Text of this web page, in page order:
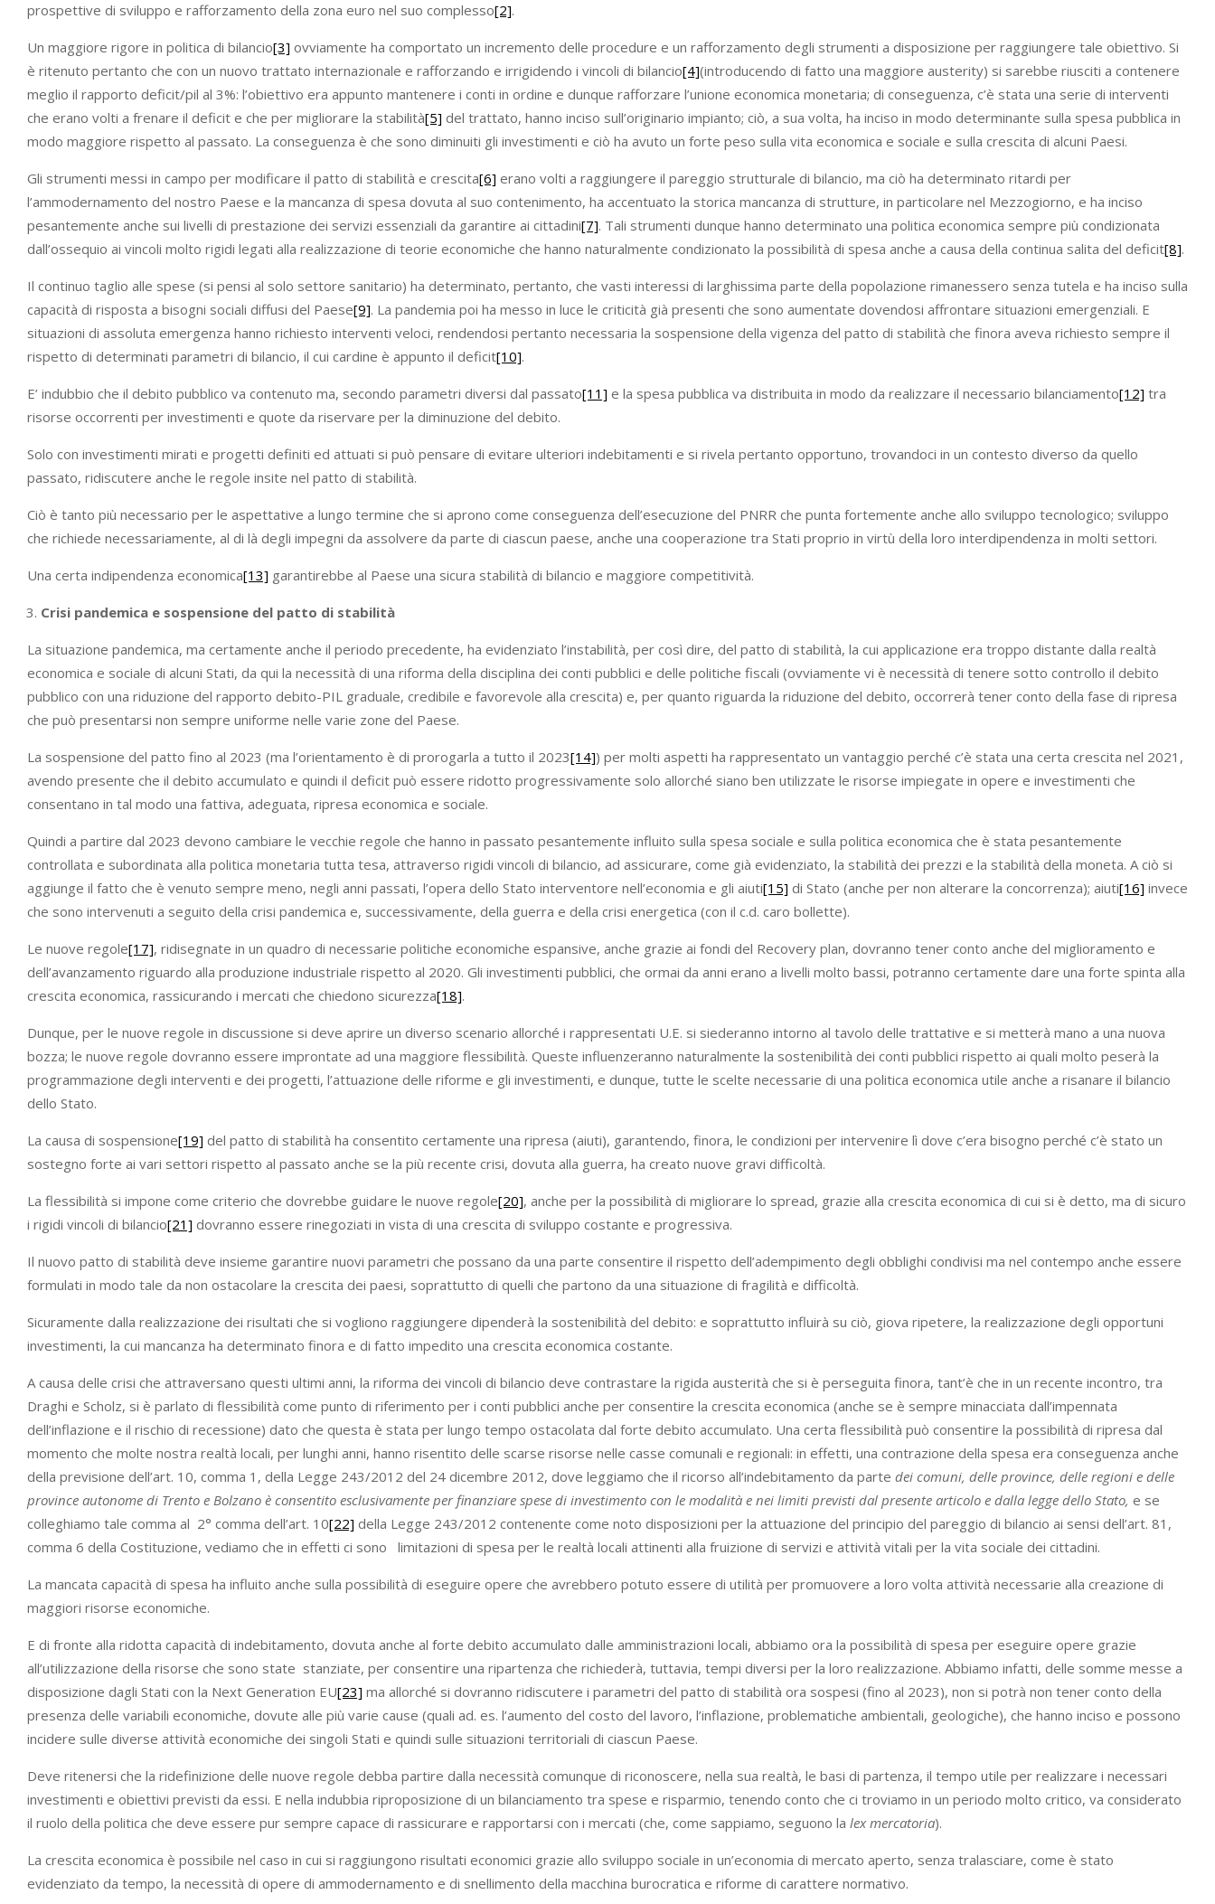
prospettive di sviluppo e rafforzamento della zona euro nel suo complesso[2].
Un maggiore rigore in politica di bilancio[3] ovviamente ha comportato un incremento delle procedure e un rafforzamento degli strumenti a disposizione per raggiungere tale obiettivo. Si
è ritenuto pertanto che con un nuovo trattato internazionale e rafforzando e irrigidendo i vincoli di bilancio[4](introducendo di fatto una maggiore austerity) si sarebbe riusciti a contenere
meglio il rapporto deficit/pil al 3%: l’obiettivo era appunto mantenere i conti in ordine e dunque rafforzare l’unione economica monetaria; di conseguenza, c’è stata una serie di interventi
che erano volti a frenare il deficit e che per migliorare la stabilità[5] del trattato, hanno inciso sull’originario impianto; ciò, a sua volta, ha inciso in modo determinante sulla spesa pubblica in
modo maggiore rispetto al passato. La conseguenza è che sono diminuiti gli investimenti e ciò ha avuto un forte peso sulla vita economica e sociale e sulla crescita di alcuni Paesi.
Gli strumenti messi in campo per modificare il patto di stabilità e crescita[6] erano volti a raggiungere il pareggio strutturale di bilancio, ma ciò ha determinato ritardi per
l’ammodernamento del nostro Paese e la mancanza di spesa dovuta al suo contenimento, ha accentuato la storica mancanza di strutture, in particolare nel Mezzogiorno, e ha inciso
pesantemente anche sui livelli di prestazione dei servizi essenziali da garantire ai cittadini[7]. Tali strumenti dunque hanno determinato una politica economica sempre più condizionata
dall’ossequio ai vincoli molto rigidi legati alla realizzazione di teorie economiche che hanno naturalmente condizionato la possibilità di spesa anche a causa della continua salita del deficit[8].
Il continuo taglio alle spese (si pensi al solo settore sanitario) ha determinato, pertanto, che vasti interessi di larghissima parte della popolazione rimanessero senza tutela e ha inciso sulla
capacità di risposta a bisogni sociali diffusi del Paese[9]. La pandemia poi ha messo in luce le criticità già presenti che sono aumentate dovendosi affrontare situazioni emergenziali. E
situazioni di assoluta emergenza hanno richiesto interventi veloci, rendendosi pertanto necessaria la sospensione della vigenza del patto di stabilità che finora aveva richiesto sempre il
rispetto di determinati parametri di bilancio, il cui cardine è appunto il deficit[10].
E’ indubbio che il debito pubblico va contenuto ma, secondo parametri diversi dal passato[11] e la spesa pubblica va distribuita in modo da realizzare il necessario bilanciamento[12] tra
risorse occorrenti per investimenti e quote da riservare per la diminuzione del debito.
Solo con investimenti mirati e progetti definiti ed attuati si può pensare di evitare ulteriori indebitamenti e si rivela pertanto opportuno, trovandoci in un contesto diverso da quello
passato, ridiscutere anche le regole insite nel patto di stabilità.
Ciò è tanto più necessario per le aspettative a lungo termine che si aprono come conseguenza dell’esecuzione del PNRR che punta fortemente anche allo sviluppo tecnologico; sviluppo
che richiede necessariamente, al di là degli impegni da assolvere da parte di ciascun paese, anche una cooperazione tra Stati proprio in virtù della loro interdipendenza in molti settori.
Una certa indipendenza economica[13] garantirebbe al Paese una sicura stabilità di bilancio e maggiore competitività.
Crisi pandemica e sospensione del patto di stabilità
La situazione pandemica, ma certamente anche il periodo precedente, ha evidenziato l’instabilità, per così dire, del patto di stabilità, la cui applicazione era troppo distante dalla realtà
economica e sociale di alcuni Stati, da qui la necessità di una riforma della disciplina dei conti pubblici e delle politiche fiscali (ovviamente vi è necessità di tenere sotto controllo il debito
pubblico con una riduzione del rapporto debito-PIL graduale, credibile e favorevole alla crescita) e, per quanto riguarda la riduzione del debito, occorrerà tener conto della fase di ripresa
che può presentarsi non sempre uniforme nelle varie zone del Paese.
La sospensione del patto fino al 2023 (ma l’orientamento è di prorogarla a tutto il 2023[14]) per molti aspetti ha rappresentato un vantaggio perché c’è stata una certa crescita nel 2021,
avendo presente che il debito accumulato e quindi il deficit può essere ridotto progressivamente solo allorché siano ben utilizzate le risorse impiegate in opere e investimenti che
consentano in tal modo una fattiva, adeguata, ripresa economica e sociale.
Quindi a partire dal 2023 devono cambiare le vecchie regole che hanno in passato pesantemente influito sulla spesa sociale e sulla politica economica che è stata pesantemente
controllata e subordinata alla politica monetaria tutta tesa, attraverso rigidi vincoli di bilancio, ad assicurare, come già evidenziato, la stabilità dei prezzi e la stabilità della moneta. A ciò si
aggiunge il fatto che è venuto sempre meno, negli anni passati, l’opera dello Stato interventore nell’economia e gli aiuti[15] di Stato (anche per non alterare la concorrenza); aiuti[16] invece
che sono intervenuti a seguito della crisi pandemica e, successivamente, della guerra e della crisi energetica (con il c.d. caro bollette).
Le nuove regole[17], ridisegnate in un quadro di necessarie politiche economiche espansive, anche grazie ai fondi del Recovery plan, dovranno tener conto anche del miglioramento e
dell’avanzamento riguardo alla produzione industriale rispetto al 2020. Gli investimenti pubblici, che ormai da anni erano a livelli molto bassi, potranno certamente dare una forte spinta alla
crescita economica, rassicurando i mercati che chiedono sicurezza[18].
Dunque, per le nuove regole in discussione si deve aprire un diverso scenario allorché i rappresentati U.E. si siederanno intorno al tavolo delle trattative e si metterà mano a una nuova
bozza; le nuove regole dovranno essere improntate ad una maggiore flessibilità. Queste influenzeranno naturalmente la sostenibilità dei conti pubblici rispetto ai quali molto peserà la
programmazione degli interventi e dei progetti, l’attuazione delle riforme e gli investimenti, e dunque, tutte le scelte necessarie di una politica economica utile anche a risanare il bilancio
dello Stato.
La causa di sospensione[19] del patto di stabilità ha consentito certamente una ripresa (aiuti), garantendo, finora, le condizioni per intervenire lì dove c’era bisogno perché c’è stato un
sostegno forte ai vari settori rispetto al passato anche se la più recente crisi, dovuta alla guerra, ha creato nuove gravi difficoltà.
La flessibilità si impone come criterio che dovrebbe guidare le nuove regole[20], anche per la possibilità di migliorare lo spread, grazie alla crescita economica di cui si è detto, ma di sicuro
i rigidi vincoli di bilancio[21] dovranno essere rinegoziati in vista di una crescita di sviluppo costante e progressiva.
Il nuovo patto di stabilità deve insieme garantire nuovi parametri che possano da una parte consentire il rispetto dell’adempimento degli obblighi condivisi ma nel contempo anche essere
formulati in modo tale da non ostacolare la crescita dei paesi, soprattutto di quelli che partono da una situazione di fragilità e difficoltà.
Sicuramente dalla realizzazione dei risultati che si vogliono raggiungere dipenderà la sostenibilità del debito: e soprattutto influirà su ciò, giova ripetere, la realizzazione degli opportuni
investimenti, la cui mancanza ha determinato finora e di fatto impedito una crescita economica costante.
A causa delle crisi che attraversano questi ultimi anni, la riforma dei vincoli di bilancio deve contrastare la rigida austerità che si è perseguita finora, tant’è che in un recente incontro, tra
Draghi e Scholz, si è parlato di flessibilità come punto di riferimento per i conti pubblici anche per consentire la crescita economica (anche se è sempre minacciata dall’impennata
dell’inflazione e il rischio di recessione) dato che questa è stata per lungo tempo ostacolata dal forte debito accumulato. Una certa flessibilità può consentire la possibilità di ripresa dal
momento che molte nostra realtà locali, per lunghi anni, hanno risentito delle scarse risorse nelle casse comunali e regionali: in effetti, una contrazione della spesa era conseguenza anche
della previsione dell’art. 10, comma 1, della Legge 243/2012 del 24 dicembre 2012, dove leggiamo che il ricorso all’indebitamento da parte dei comuni, delle province, delle regioni e delle
province autonome di Trento e Bolzano è consentito esclusivamente per finanziare spese di investimento con le modalità e nei limiti previsti dal presente articolo e dalla legge dello Stato, e se
colleghiamo tale comma al 2° comma dell’art. 10[22] della Legge 243/2012 contenente come noto disposizioni per la attuazione del principio del pareggio di bilancio ai sensi dell’art. 81,
comma 6 della Costituzione, vediamo che in effetti ci sono limitazioni di spesa per le realtà locali attinenti alla fruizione di servizi e attività vitali per la vita sociale dei cittadini.
La mancata capacità di spesa ha influito anche sulla possibilità di eseguire opere che avrebbero potuto essere di utilità per promuovere a loro volta attività necessarie alla creazione di
maggiori risorse economiche.
E di fronte alla ridotta capacità di indebitamento, dovuta anche al forte debito accumulato dalle amministrazioni locali, abbiamo ora la possibilità di spesa per eseguire opere grazie
all’utilizzazione della risorse che sono state stanziate, per consentire una ripartenza che richiederà, tuttavia, tempi diversi per la loro realizzazione. Abbiamo infatti, delle somme messe a
disposizione dagli Stati con la Next Generation EU[23] ma allorché si dovranno ridiscutere i parametri del patto di stabilità ora sospesi (fino al 2023), non si potrà non tener conto della
presenza delle variabili economiche, dovute alle più varie cause (quali ad. es. l’aumento del costo del lavoro, l’inflazione, problematiche ambientali, geologiche), che hanno inciso e possono
incidere sulle diverse attività economiche dei singoli Stati e quindi sulle situazioni territoriali di ciascun Paese.
Deve ritenersi che la ridefinizione delle nuove regole debba partire dalla necessità comunque di riconoscere, nella sua realtà, le basi di partenza, il tempo utile per realizzare i necessari
investimenti e obiettivi previsti da essi. E nella indubbia riproposizione di un bilanciamento tra spese e risparmio, tenendo conto che ci troviamo in un periodo molto critico, va considerato
il ruolo della politica che deve essere pur sempre capace di rassicurare e rapportarsi con i mercati (che, come sappiamo, seguono la lex mercatoria).
La crescita economica è possibile nel caso in cui si raggiungono risultati economici grazie allo sviluppo sociale in un’economia di mercato aperto, senza tralasciare, come è stato
evidenziato da tempo, la necessità di opere di ammodernamento e di snellimento della macchina burocratica e riforme di carattere normativo.